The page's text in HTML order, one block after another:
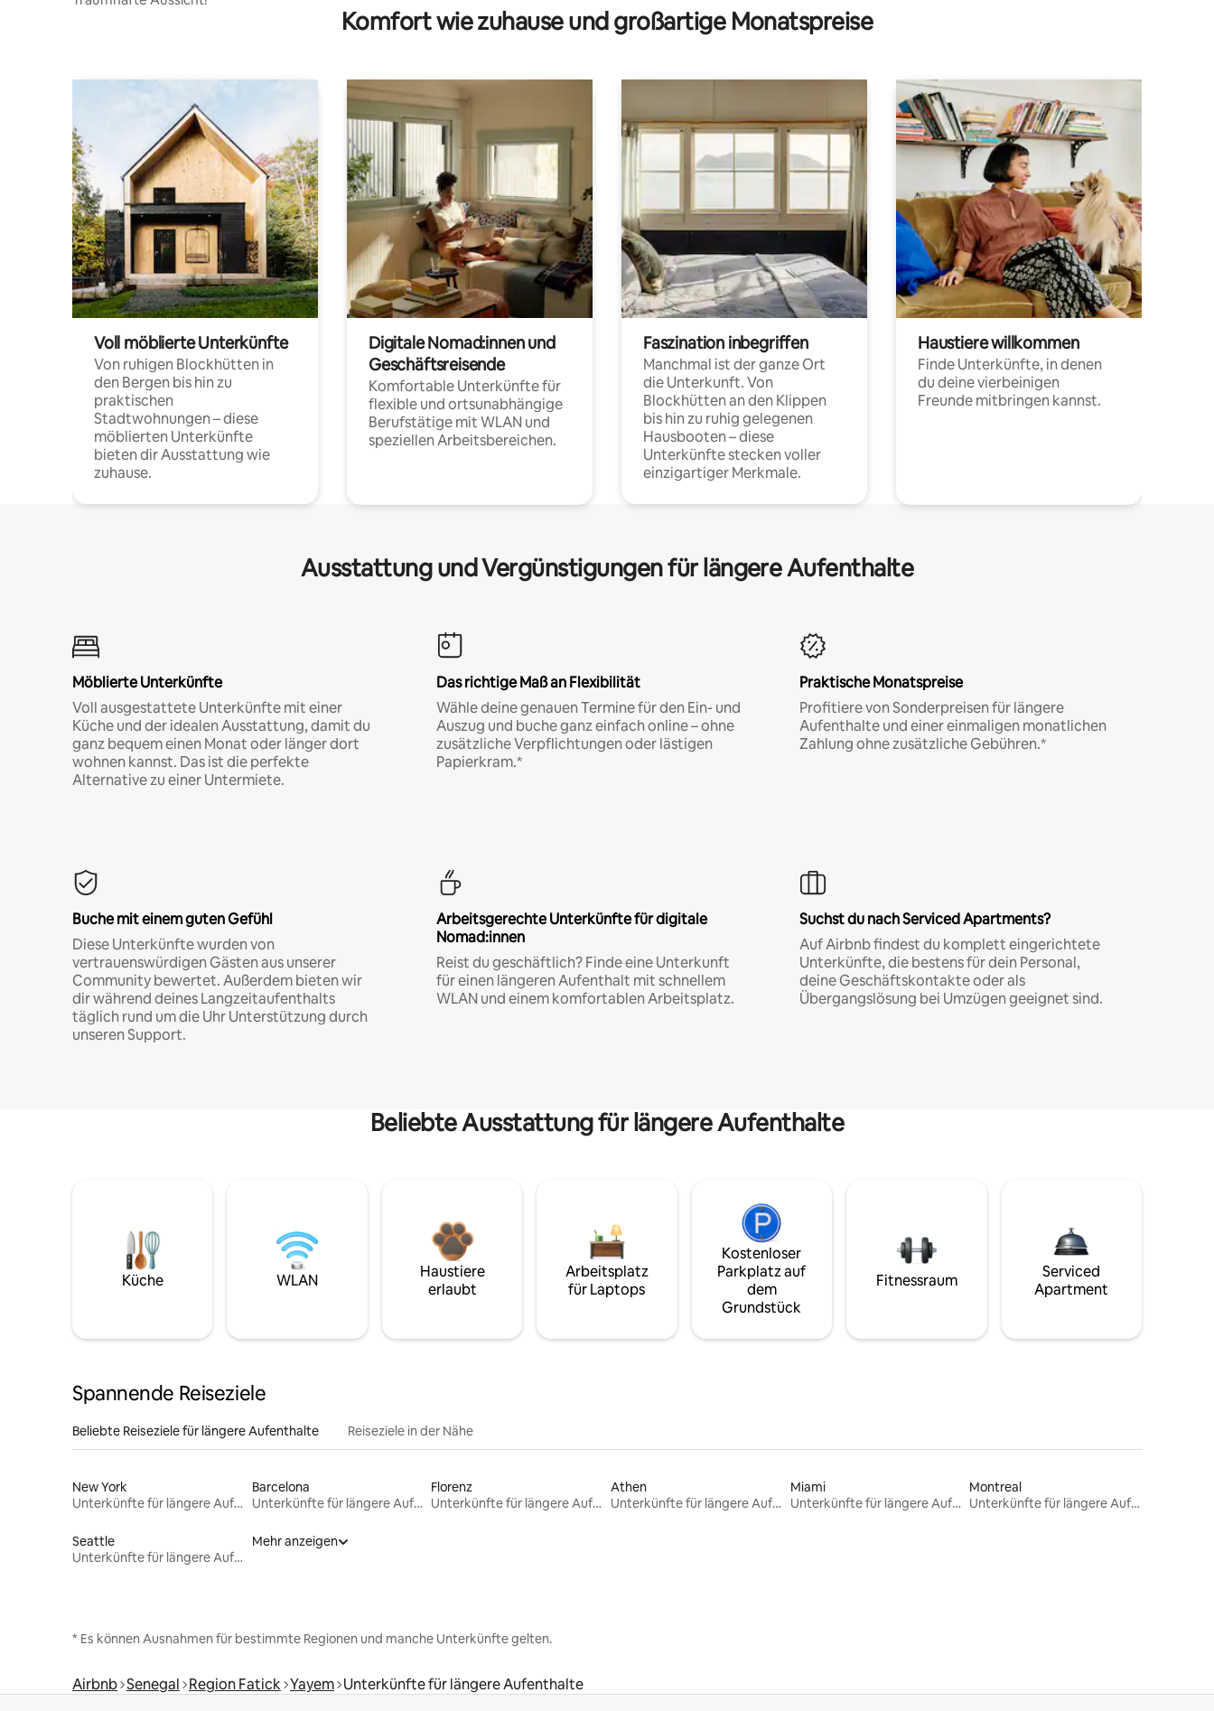
Komfort wie zuhause und großartige Monatspreise
Voll möblierte Unterkünfte
Von ruhigen Blockhütten in
den Bergen bis hin zu
praktischen
Stadtwohnungen – diese
möblierten Unterkünfte
bieten dir Ausstattung wie
zuhause.
Digitale Nomad:innen und
Geschäftsreisende
Komfortable Unterkünfte für
flexible und ortsunabhängige
Berufstätige mit WLAN und
speziellen Arbeitsbereichen.
Faszination inbegriffen
Manchmal ist der ganze Ort
die Unterkunft. Von
Blockhütten an den Klippen
bis hin zu ruhig gelegenen
Hausbooten – diese
Unterkünfte stecken voller
einzigartiger Merkmale.
Haustiere willkommen
Finde Unterkünfte, in denen
du deine vierbeinigen
Freunde mitbringen kannst.
Ausstattung und Vergünstigungen für längere Aufenthalte
Möblierte Unterkünfte
Voll ausgestattete Unterkünfte mit einer
Küche und der idealen Ausstattung, damit du
ganz bequem einen Monat oder länger dort
wohnen kannst. Das ist die perfekte
Alternative zu einer Untermiete.
Das richtige Maß an Flexibilität
Wähle deine genauen Termine für den Ein- und
Auszug und buche ganz einfach online – ohne
zusätzliche Verpflichtungen oder lästigen
Papierkram.*
Praktische Monatspreise
Profitiere von Sonderpreisen für längere
Aufenthalte und einer einmaligen monatlichen
Zahlung ohne zusätzliche Gebühren.*
Buche mit einem guten Gefühl
Diese Unterkünfte wurden von
vertrauenswürdigen Gästen aus unserer
Community bewertet. Außerdem bieten wir
dir während deines Langzeitaufenthalts
täglich rund um die Uhr Unterstützung durch
unseren Support.
Arbeitsgerechte Unterkünfte für digitale
Nomad:innen
Reist du geschäftlich? Finde eine Unterkunft
für einen längeren Aufenthalt mit schnellem
WLAN und einem komfortablen Arbeitsplatz.
Suchst du nach Serviced Apartments?
Auf Airbnb findest du komplett eingerichtete
Unterkünfte, die bestens für dein Personal,
deine Geschäftskontakte oder als
Übergangslösung bei Umzügen geeignet sind.
Beliebte Ausstattung für längere Aufenthalte
Küche WLAN
Haustiere
erlaubt
Arbeitsplatz
für Laptops
Kostenloser
Parkplatz auf
dem
Grundstück
Fitnessraum
Serviced
Apartment
Spannende Reiseziele
Beliebte Reiseziele für längere Aufenthalte Reiseziele in der Nähe
New York
Unterkünfte für längere Aufenthalte
Barcelona
Unterkünfte für längere Aufenthalte
Florenz
Unterkünfte für längere Aufenthalte
Athen
Unterkünfte für längere Aufenthalte
Miami
Unterkünfte für längere Aufenthalte
Montreal
Unterkünfte für längere Aufenthalte
Seattle
Unterkünfte für längere Aufenthalte
Mehr anzeigen
* Es können Ausnahmen für bestimmte Regionen und manche Unterkünfte gelten.
Airbnb Senegal Region Fatick Yayem Unterkünfte für längere Aufenthalte